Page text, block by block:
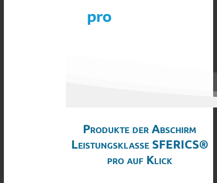
Produkte der Abschirm
Leistungsklasse SFERICS®
pro auf Klick